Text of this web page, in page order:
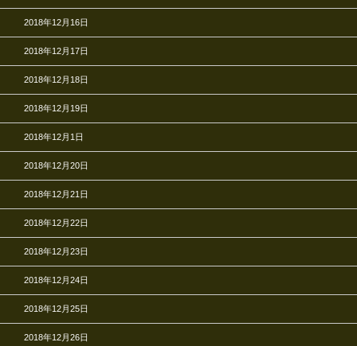
2018年12月16日
2018年12月17日
2018年12月18日
2018年12月19日
2018年12月1日
2018年12月20日
2018年12月21日
2018年12月22日
2018年12月23日
2018年12月24日
2018年12月25日
2018年12月26日